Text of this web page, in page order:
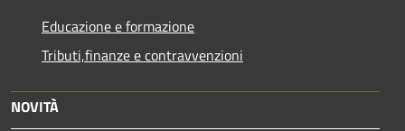
Educazione e formazione
Tributi,finanze e contravvenzioni
NOVITÀ